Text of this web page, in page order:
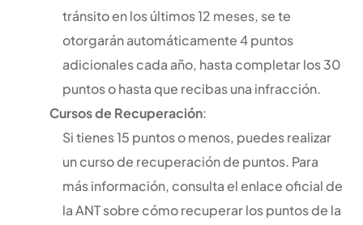
tránsito en los últimos 12 meses, se te
otorgarán automáticamente 4 puntos
adicionales cada año, hasta completar los 30
puntos o hasta que recibas una infracción.
Cursos de Recuperación:
Si tienes 15 puntos o menos, puedes realizar
un curso de recuperación de puntos. Para
más información, consulta el enlace oficial de
la ANT sobre cómo recuperar los puntos de la